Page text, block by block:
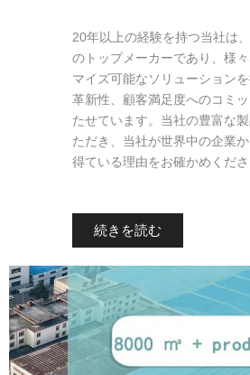
20年以上の経験を持つ当社は
のトップメーカーであり、様
マイズ可能なソリューション
革新性、顧客満足度へのコミ
たせています。当社の豊富な
ただき、当社が世界中の企業
得ている理由をお確かめくださ
続きを読む